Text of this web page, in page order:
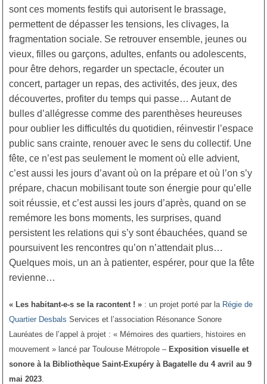
sont ces moments festifs qui autorisent le brassage,
permettent de dépasser les tensions, les clivages, la
fragmentation sociale. Se retrouver ensemble, jeunes ou
vieux, filles ou garçons, adultes, enfants ou adolescents,
pour être dehors, regarder un spectacle, écouter un
concert, partager un repas, des activités, des jeux, des
découvertes, profiter du temps qui passe… Autant de
bulles d’allégresse comme des parenthèses heureuses
pour oublier les difficultés du quotidien, réinvestir l’espace
public sans crainte, renouer avec le sens du collectif. Une
fête, ce n’est pas seulement le moment où elle advient,
c’est aussi les jours d’avant où on la prépare et où l’on s’y
prépare, chacun mobilisant toute son énergie pour qu’elle
soit réussie, et c’est aussi les jours d’après, quand on se
remémore les bons moments, les surprises, quand
persistent les relations qui s’y sont ébauchées, quand se
poursuivent les rencontres qu’on n’attendait plus…
Quelques mois, un an à patienter, espérer, pour que la fête
revienne…
« Les habitant-e-s se la racontent ! » : un projet porté par la Régie de
Quartier Desbals Services et l’association Résonance Sonore
Lauréates de l’appel à projet : « Mémoires des quartiers, histoires en
mouvement » lancé par Toulouse Métropole – Exposition visuelle et
sonore à la Bibliothèque Saint-Exupéry à Bagatelle du 4 avril au 9
mai 2023